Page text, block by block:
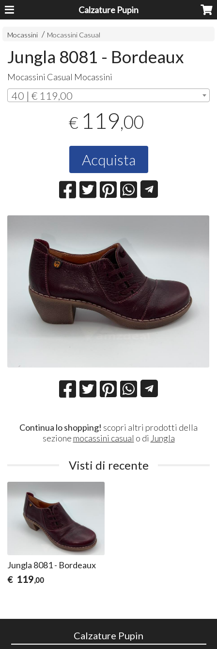
Calzature Pupin
Mocassini Mocassini Casual
Jungla 8081 - Bordeaux
Mocassini Casual Mocassini
40 | € 119,00
€ 119,00
Acquista
Continua lo shopping! scopri altri prodotti della
sezione mocassini casual o di Jungla
Visti di recente
Jungla 8081 - Bordeaux
€ 119,00
Calzature Pupin